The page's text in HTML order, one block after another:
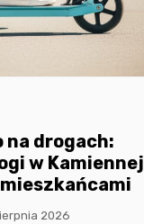
na drogach:
w Kamiennej
2026